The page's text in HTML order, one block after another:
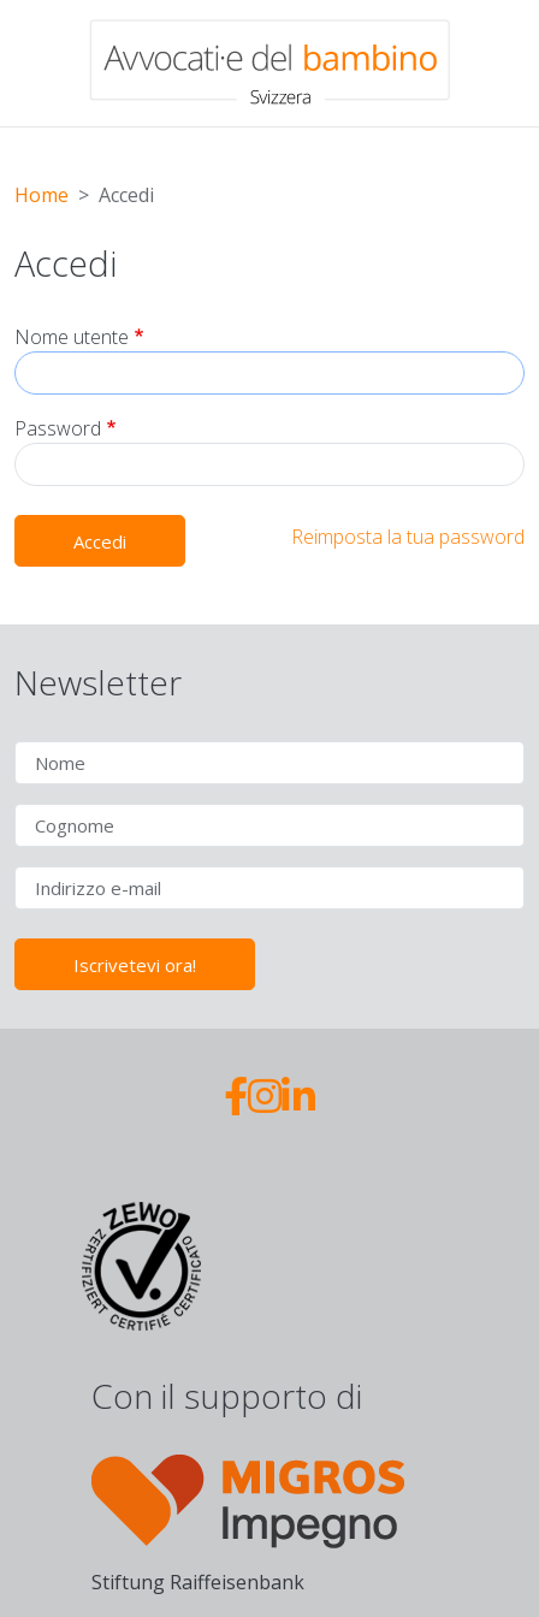
Home Accedi
Accedi
Nome utente
Password
Accedi Reimposta la tua password
Newsletter
Iscrivetevi ora!
Con il supporto di
Stiftung Raiffeisenbank